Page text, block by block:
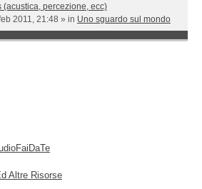
(acustica, percezione, ecc)
2011, 21:48 » in Uno sguardo sul mondo
Altre Risorse